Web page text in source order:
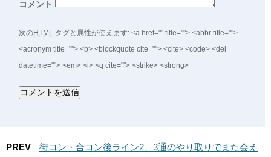
コメント
次のHTML タグと属性が使えます: <a href="" title=""> <abbr title="">
<acronym title=""> <b> <blockquote cite=""> <cite> <code> <del
datetime=""> <em> <i> <q cite=""> <strike> <strong>
PREV
街コン・合コン後ライン2、3通のやり取りでまた会え